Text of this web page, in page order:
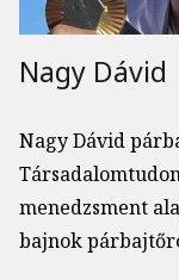
Nagy Dávid
Nagy Dávid
menedzsment
bajnok